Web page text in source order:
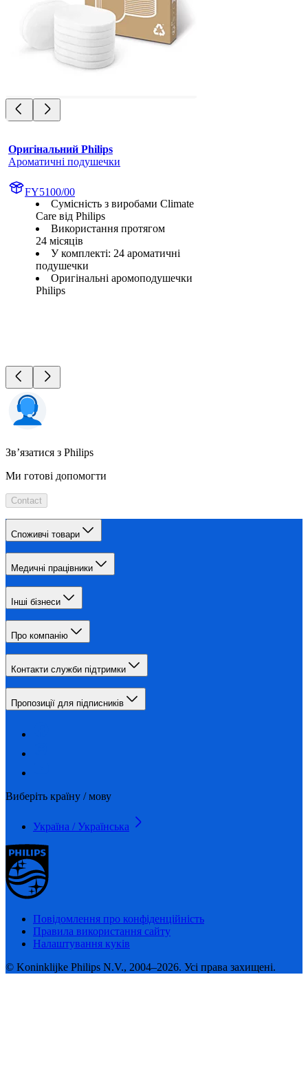
Оригінальний Philips
Ароматичні подушечки
FY5100/00
Сумісність з виробами Climate
Care від Philips
Використання протягом
24 місяців
У комплекті: 24 ароматичні
подушечки
Оригінальні аромоподушечки
Philips
Зв’язатися з Philips
Ми готові допомогти
Contact
Споживчі товари
Медичні працівники
Інші бізнеси
Про компанію
Контакти служби підтримки
Пропозиції для підписників
Виберіть країну / мову
Україна / Українська
Повідомлення про конфіденційність
Правила використання сайту
Налаштування куків
© Koninklijke Philips N.V., 2004–2026. Усі права захищені.